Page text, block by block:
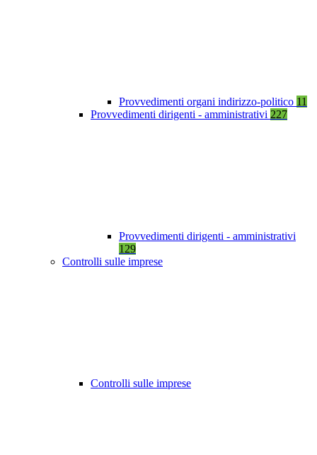
Provvedimenti organi indirizzo-politico 11
Provvedimenti dirigenti - amministrativi 227
Provvedimenti dirigenti - amministrativi
129
Controlli sulle imprese
Controlli sulle imprese